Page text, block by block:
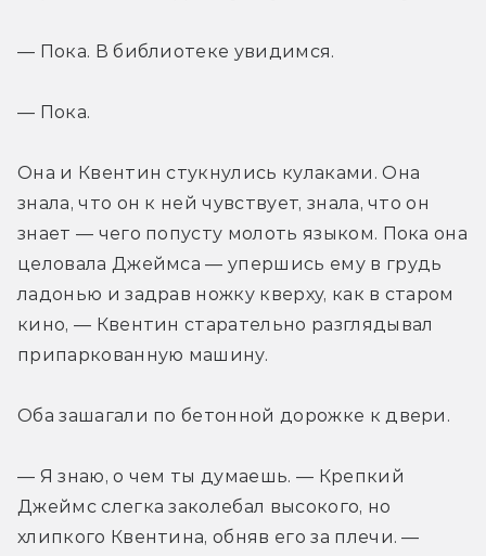
— Пока. В библиотеке увидимся.
— Пока.
Она и Квентин стукнулись кулаками. Она
знала, что он к ней чувствует, знала, что он
знает — чего попусту молоть языком. Пока она
целовала Джеймса — упершись ему в грудь
ладонью и задрав ножку кверху, как в старом
кино, — Квентин старательно разглядывал
припаркованную машину.
Оба зашагали по бетонной дорожке к двери.
— Я знаю, о чем ты думаешь. — Крепкий
Джеймс слегка заколебал высокого, но
хлипкого Квентина, обняв его за плечи. —